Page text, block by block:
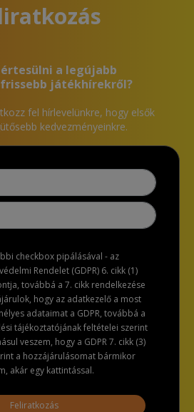
a legújabb
játékhírekről?
fel hírlevelünkre, hogy elsők
kedvezményeinkre.
checkbox pipálásával - az
Rendelet (GDPR) 6. cikk (1)
továbbá a 7. cikk rendelkezése
hogy az adatkezelő a most
adataimat a GDPR, továbbá a
tájékoztatójának feltételei szerint
veszem, hogy a GDPR 7. cikk (3)
a hozzájárulásomat bármikor
akár egy kattintással.
Feliratkozás